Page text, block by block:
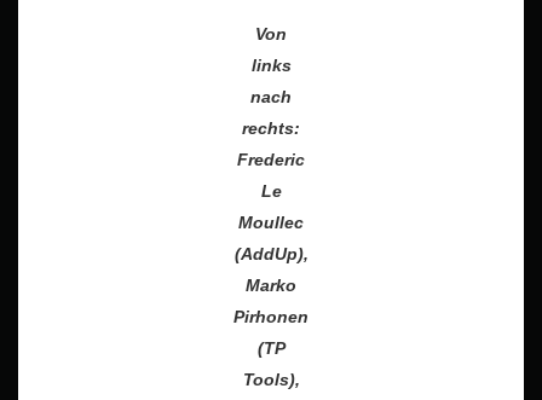
Von
links
nach
rechts:
Frederic
Le
Moullec
(AddUp),
Marko
Pirhonen
(TP
Tools),